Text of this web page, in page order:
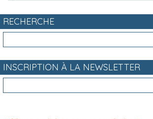
RECHERCHE
INSCRIPTION À LA NEWSLETTER